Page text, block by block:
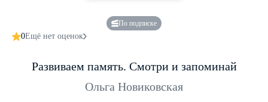
По подписке
0Ещё нет оценок
Развиваем память. Смотри и запоминай
Ольга Новиковская